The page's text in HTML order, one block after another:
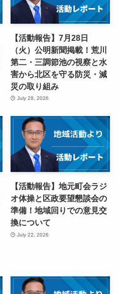
【活動報告】7月28日
（火）公明新聞掲載！荒川
第二・三調節池の視察と水
害から北区を守る防災・減
災の取り組み
July 28, 2026
【活動報告】地元町会ラジ
オ体操と区政要望懇談会の
準備！地域回りでの意見交
換について
July 22, 2026